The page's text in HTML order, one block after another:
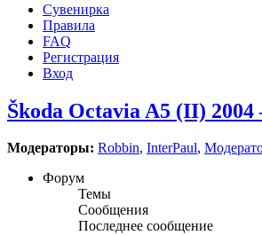
Сувенирка
Правила
FAQ
Регистрация
Вход
Škoda Octavia A5 (II) 2004
Модераторы: Robbin, InterPaul,
Форум
Темы
Сообщения
Последнее сообщение